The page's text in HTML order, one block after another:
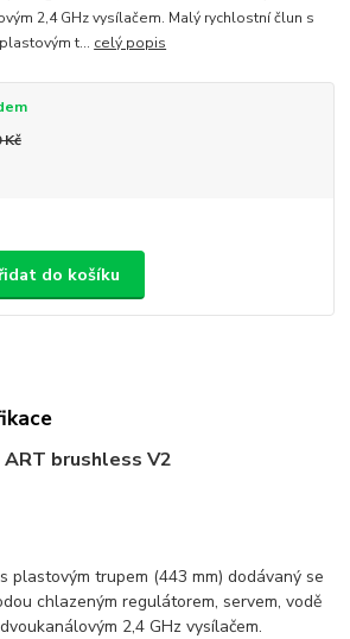
2,4 GHz vysílačem. Malý rychlostní člun s
t... celý popis
Kč
do košíku
ART brushless V2
plastovým trupem (443 mm) dodávaný se
chlazeným regulátorem, servem, vodě
2,4 GHz vysílačem.